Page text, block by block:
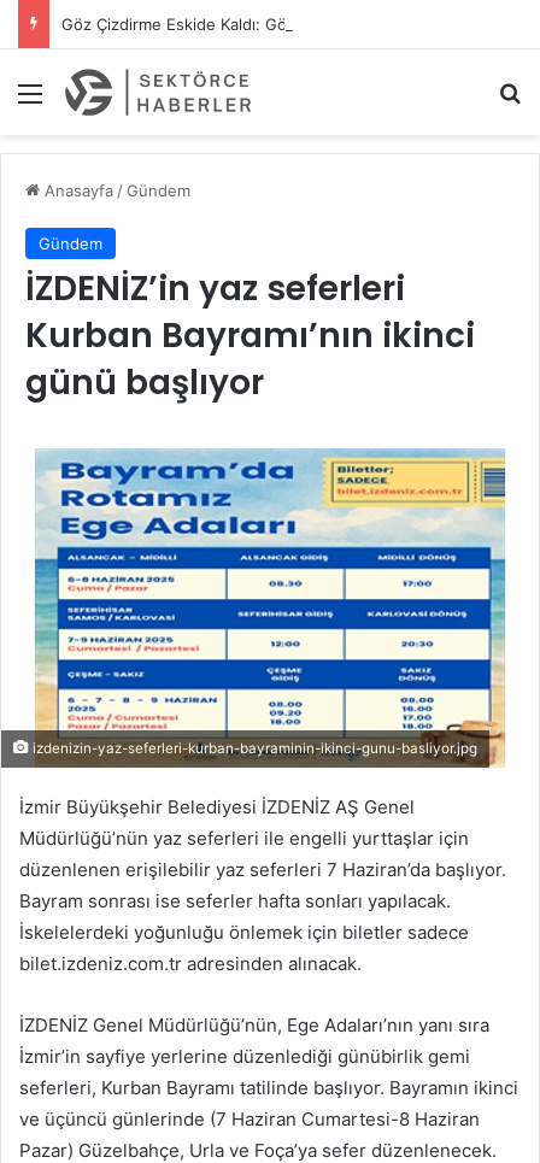
Menü
Anasayfa/Gündem
Gündem
İZDENİZ’in yaz seferleri
Kurban Bayramı’nın ikinci
günü başlıyor
izdenizin-yaz-seferleri-kurban-bayraminin-ikinci-gunu-basliyor.jpg
İzmir Büyükşehir Belediyesi İZDENİZ AŞ Genel
Müdürlüğü’nün yaz seferleri ile engelli yurttaşlar için
düzenlenen erişilebilir yaz seferleri 7 Haziran’da başlıyor.
Bayram sonrası ise seferler hafta sonları yapılacak.
İskelelerdeki yoğunluğu önlemek için biletler sadece
bilet.izdeniz.com.tr adresinden alınacak.
İZDENİZ Genel Müdürlüğü’nün, Ege Adaları’nın yanı sıra
İzmir’in sayfiye yerlerine düzenlediği günübirlik gemi
seferleri, Kurban Bayramı tatilinde başlıyor. Bayramın ikinci
ve üçüncü günlerinde (7 Haziran Cumartesi-8 Haziran
Pazar) Güzelbahçe, Urla ve Foça’ya sefer düzenlenecek.